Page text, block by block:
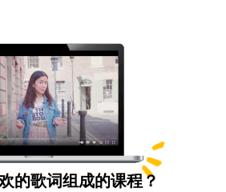
的歌词组成的课程？